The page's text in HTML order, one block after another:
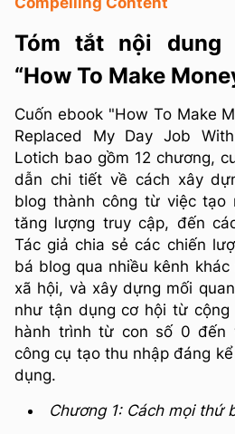
Tóm tắt nội dung
“How To Make
Cuốn ebook "How To Make
Replaced My Day Job
Lotich bao gồm 12 chương,
dẫn chi tiết về cách xây
blog thành công từ việc tạo
tăng lượng truy cập, đến
Tác giả chia sẻ các chiến
bá blog qua nhiều kênh khác
xã hội, và xây dựng mối
như tận dụng cơ hội từ
hành trình từ con số 0 đến
công cụ tạo thu nhập đáng
dụng.
Chương 1: Cách mọi thứ